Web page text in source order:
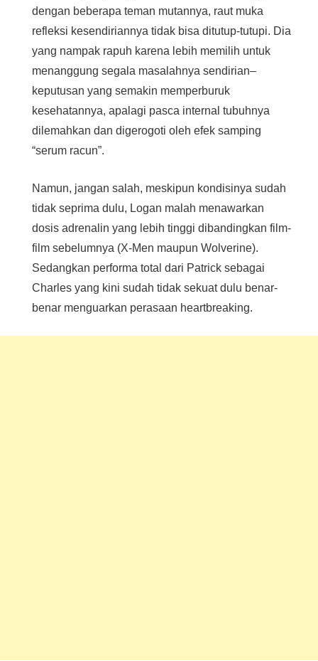
dengan beberapa teman mutannya, raut muka
refleksi kesendiriannya tidak bisa ditutup-tutupi. Dia
yang nampak rapuh karena lebih memilih untuk
menanggung segala masalahnya sendirian–
keputusan yang semakin memperburuk
kesehatannya, apalagi pasca internal tubuhnya
dilemahkan dan digerogoti oleh efek samping
“serum racun”.
Namun, jangan salah, meskipun kondisinya sudah
tidak seprima dulu, Logan malah menawarkan
dosis adrenalin yang lebih tinggi dibandingkan film-
film sebelumnya (X-Men maupun Wolverine).
Sedangkan performa total dari Patrick sebagai
Charles yang kini sudah tidak sekuat dulu benar-
benar menguarkan perasaan heartbreaking.